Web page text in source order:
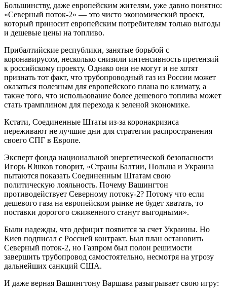
Большинству, даже европейским жителям, уже давно понятно:
«Северный поток-2» — это чисто экономический проект,
который приносит европейским потребителям только выгоды
и дешевые цены на топливо.
Прибалтийские республики, занятые борьбой с
коронавирусом, несколько снизили интенсивность претензий
к российскому проекту. Однако они не могут и не хотят
признать тот факт, что трубопроводный газ из России может
оказаться полезным для европейского плана по климату, а
также того, что использование более дешевого топлива может
стать трамплином для перехода к зеленой экономике.
Кстати, Соединенные Штаты из-за коронакризиса
переживают не лучшие дни для стратегии распространения
своего СПГ в Европе.
Эксперт фонда национальной энергетической безопасности
Игорь Юшков говорит, «Страны Балтии, Польша и Украина
пытаются показать Соединенным Штатам свою
политическую лояльность. Почему Вашингтон
противодействует Северному потоку-2? Потому что если
дешевого газа на европейском рынке не будет хватать, то
поставки дорогого сжиженного станут выгодными».
Были надежды, что дефицит появится за счет Украины. Но
Киев подписал с Россией контракт. Был план остановить
Северный поток-2, но Газпром был полон решимости
завершить трубопровод самостоятельно, несмотря на угрозу
дальнейших санкций США.
И даже верная Вашингтону Варшава разыгрывает свою игру: